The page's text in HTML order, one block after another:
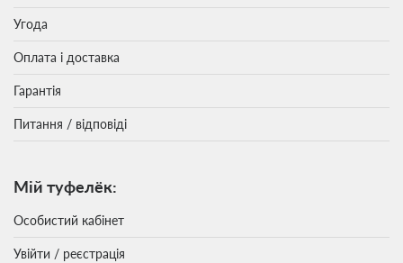
Угода
Оплата і доставка
Гарантія
Питання / відповіді
Мій туфелёк:
Особистий кабінет
Увійти / реєстрація